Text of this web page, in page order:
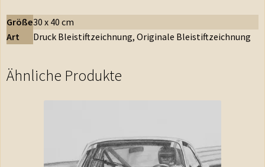
Größe30 x 40 cm
Art
Druck Bleistiftzeichnung, Originale Bleistiftzeichnung
Ähnliche Produkte